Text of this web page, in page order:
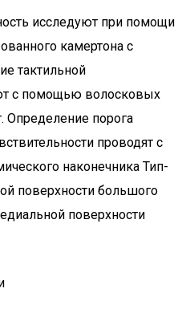
исследуют при помощи
камертона с
тактильной
с помощью волосковых
Определение порога
проводят с
наконечника Тип-
поверхности большого
поверхности